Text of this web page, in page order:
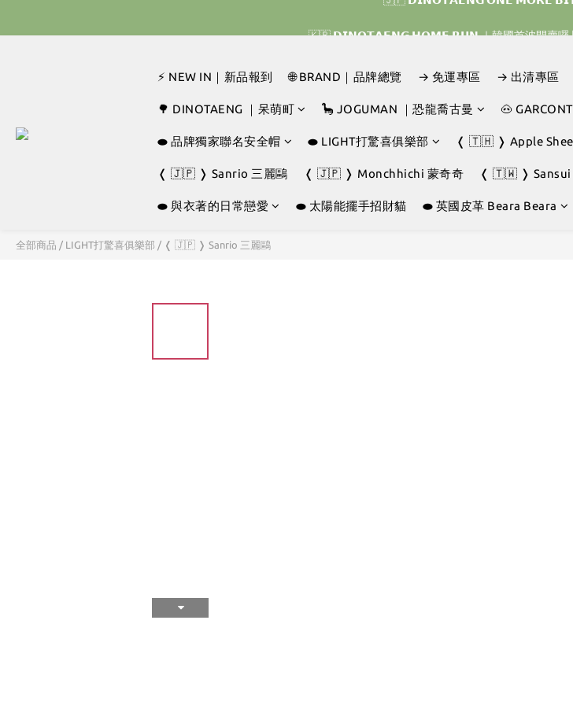
🇰🇷 𝗗𝗜𝗡𝗢𝗧𝗔𝗘𝗡𝗚 𝗛𝗢𝗠𝗘 𝗥𝗨𝗡 ｜韓國首波開賣囉 ▶
⚡ NEW IN｜新品報到 🌐 BRAND｜品牌總覽 → 免運專區 → 出清專區
🌳 DINOTAENG ｜呆萌町 🦕 JOGUMAN ｜恐龍喬古曼 🐽
⬬ 品牌獨家聯名安全帽 ⬬ LIGHT打驚喜俱樂部 ❬ 🇹🇭 ❭ Apple
❬ 🇯🇵 ❭ Sanrio 三麗鷗 ❬ 🇯🇵 ❭ Monchhichi 蒙奇奇 ❬ 🇹🇼 ❭ Sansui
⬬ 與衣著的日常戀愛 ⬬ 太陽能擺手招財貓 ⬬ 英國皮革 Beara Beara
全部商品 / LIGHT打驚喜俱樂部 / ❬ 🇯🇵 ❭ Sanrio 三麗鷗